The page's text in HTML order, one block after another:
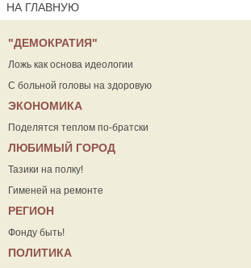
НА ГЛАВНУЮ
"ДЕМОКРАТИЯ"
Ложь как основа идеологии
С больной головы на здоровую
ЭКОНОМИКА
Поделятся теплом по-братски
ЛЮБИМЫЙ ГОРОД
Тазики на полку!
Гименей на ремонте
РЕГИОН
Фонду быть!
ПОЛИТИКА